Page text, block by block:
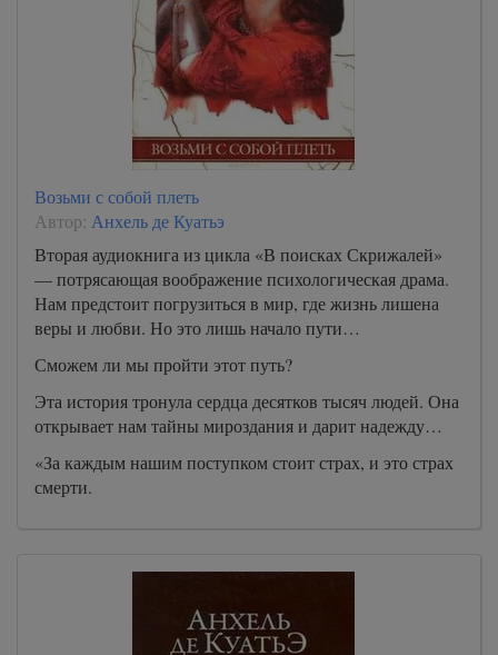
ty_zhdala_22
ty_zhdala_23
ty_zhdala_24
ty_zhdala_25
ty_zhdala_28
ty_zhdala_29
Возьми с собой плеть
Автор: Анхель де Куатьэ
Вторая аудиокнига из цикла «В поисках Скрижалей»
— потрясающая воображение психологическая драма.
Нам предстоит погрузиться в мир, где жизнь лишена
веры и любви. Но это лишь начало пути…
Сможем ли мы пройти этот путь?
Эта история тронула сердца десятков тысяч людей. Она
открывает нам тайны мироздания и дарит надежду…
«За каждым нашим поступком стоит страх, и это страх
смерти.